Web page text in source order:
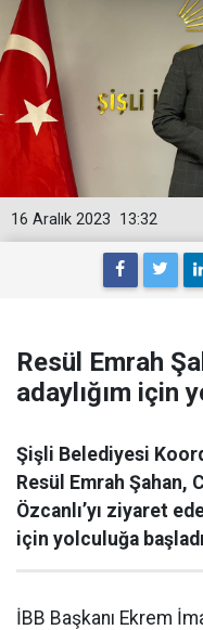
13:32
16 Aralık 2023
Resül Emrah
adaylığım için
Şişli Belediyesi
Resül Emrah Şahan,
Özcanlı’yı ziyaret
için yolculuğa
İBB Başkanı Ekrem